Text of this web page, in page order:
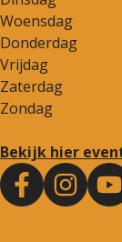
Woensdag
Donderdag
Vrijdag
Zaterdag
Zondag
Bekijk hier